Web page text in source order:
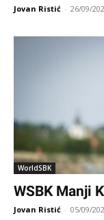
Jovan Ristić - 26/09/
WorldSBK
WSBK Manji
Jovan Ristić - 05/09/